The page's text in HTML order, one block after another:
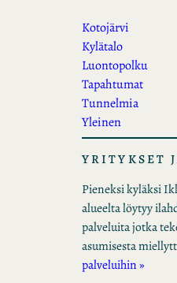
Kotojärvi
Kylätalo
Luontopolku
Tapahtumat
Tunnelmia
Yleinen
YRITYKSET
Pieneksi kyläksi
alueelta löytyy
palveluita jotka
asumisesta
palveluihin »